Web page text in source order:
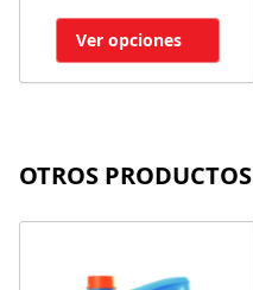
Ver opciones
OTROS PRODUCTOS